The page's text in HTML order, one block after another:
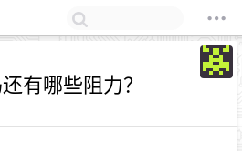
有哪些阻力？